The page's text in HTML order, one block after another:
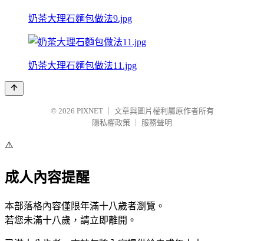
奶茶大理石麵包做法9.jpg
奶茶大理石麵包做法11.jpg
© 2026 PIXNET
文章與圖片權利屬原作者所有
隱私權政策
服務聲明
⚠️
成人內容提醒
本部落格內容僅限年滿十八歲者瀏覽。
若您未滿十八歲，請立即離開。